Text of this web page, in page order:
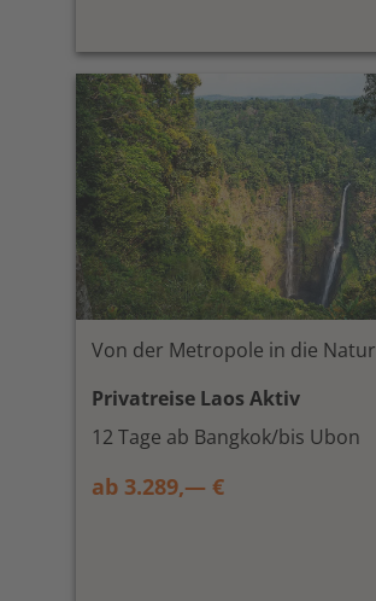
Von der Metropole in die Natur
Privatreise Laos Aktiv
12 Tage ab Bangkok/bis Ubon
ab 3.289,— €